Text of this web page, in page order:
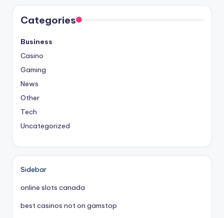
Categories
Business
Casino
Gaming
News
Other
Tech
Uncategorized
Sidebar
online slots canada
best casinos not on gamstop